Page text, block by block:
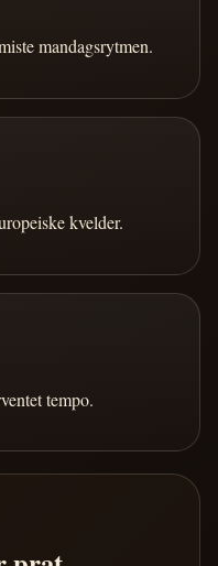
mandagsrytmen.
kvelder.
tempo.